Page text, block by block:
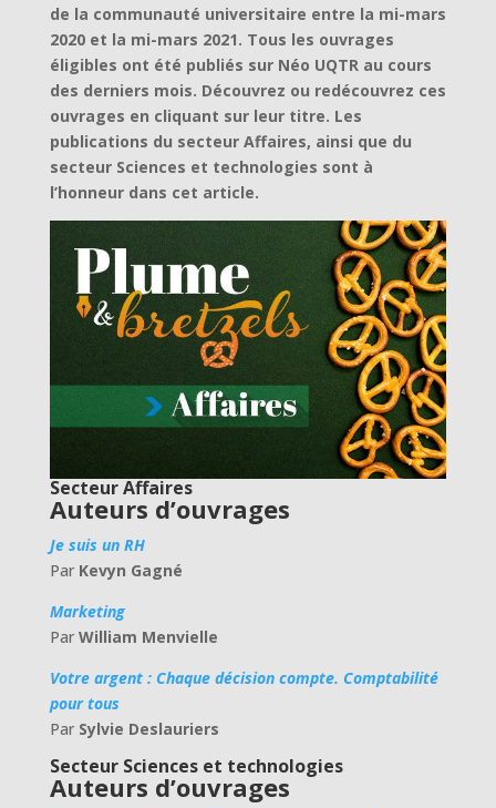
de la communauté universitaire entre la mi-mars
2020 et la mi-mars 2021. Tous les ouvrages
éligibles ont été publiés sur Néo UQTR au cours
des derniers mois. Découvrez ou redécouvrez ces
ouvrages en cliquant sur leur titre. Les
publications du secteur Affaires, ainsi que du
secteur Sciences et technologies sont à
l’honneur dans cet article.
Secteur Affaires
Auteurs d’ouvrages
Je suis un RH
Par Kevyn Gagné
Marketing
ParWilliam Menvielle
Votre argent : Chaque décision compte. Comptabilité
pour tous
Par Sylvie Deslauriers
Secteur Sciences et technologies
Auteurs d’ouvrages